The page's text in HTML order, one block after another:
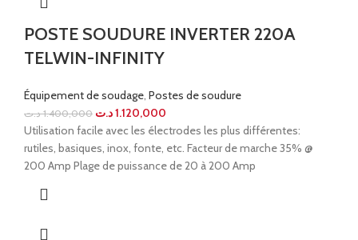
POSTE SOUDURE INVERTER 220A
TELWIN-INFINITY
Équipement de soudage, Postes de soudure
1.400,000 د.ت 1.120,000د.ت
Utilisation facile avec les électrodes les plus différentes:
rutiles, basiques, inox, fonte, etc. Facteur de marche 35% @
200 Amp Plage de puissance de 20 à 200 Amp